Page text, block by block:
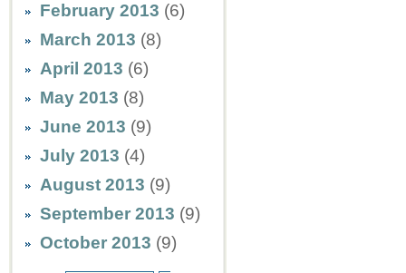
February 2013 (6)
March 2013 (8)
April 2013 (6)
May 2013 (8)
June 2013 (9)
July 2013 (4)
August 2013 (9)
September 2013 (9)
October 2013 (9)